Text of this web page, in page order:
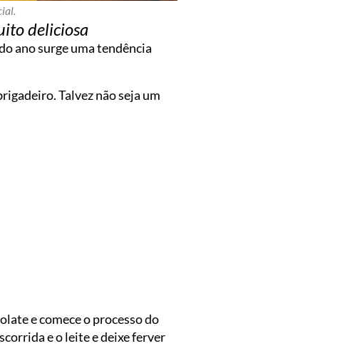
deliciosa
ano surge uma tendência
Talvez não seja um
e comece o processo do
e o leite e deixe ferver